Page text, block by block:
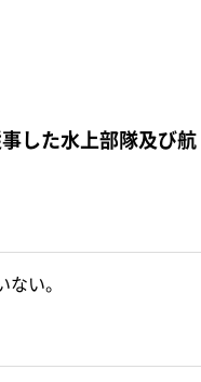
した水上部隊及び航
い。